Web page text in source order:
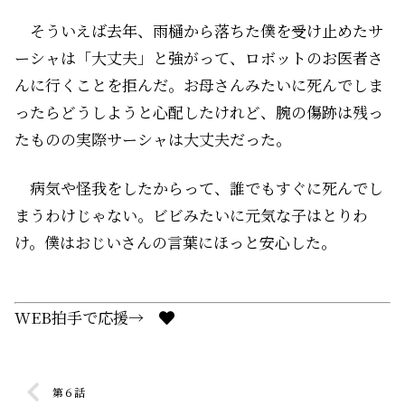
そういえば去年、雨樋から落ちた僕を受け止めたサ
ーシャは「大丈夫」と強がって、ロボットのお医者さ
んに行くことを拒んだ。お母さんみたいに死んでしま
ったらどうしようと心配したけれど、腕の傷跡は残っ
たものの実際サーシャは大丈夫だった。
病気や怪我をしたからって、誰でもすぐに死んでし
まうわけじゃない。ビビみたいに元気な子はとりわ
け。僕はおじいさんの言葉にほっと安心した。
WEB拍手で応援→
第６話